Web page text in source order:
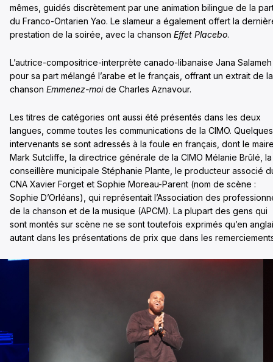
mêmes, guidés discrètement par une animation bilingue de la
du Franco-Ontarien Yao. Le slameur a également offert la
prestation de la soirée, avec la chanson Effet Placebo.
L’autrice-compositrice-interprète canado-libanaise Jana
pour sa part mélangé l’arabe et le français, offrant un extrait de la
chanson Emmenez-moide Charles Aznavour.
Les titres de catégories ont aussi été présentés dans les deux
langues, comme toutes les communications de la CIMO. Quelques
intervenants se sont adressés à la foule en français, dont le
Mark Sutcliffe, la directrice générale de la CIMO Mélanie Brûlé, la
conseillère municipale Stéphanie Plante, le producteur associé
CNA Xavier Forget et Sophie Moreau-Parent (nom de scène :
Sophie D’Orléans), qui représentait l’Association des
de la chanson et de la musique (APCM). La plupart des gens qui
sont montés sur scène ne se sont toutefois exprimés qu’en
autant dans les présentations de prix que dans les